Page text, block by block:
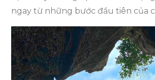
ngay từ những bước đầu tiên của